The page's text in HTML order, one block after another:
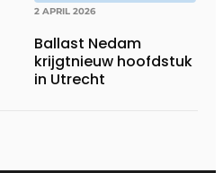
2 APRIL 2026
Ballast Nedam
krijgtnieuw hoofdstuk
in Utrecht